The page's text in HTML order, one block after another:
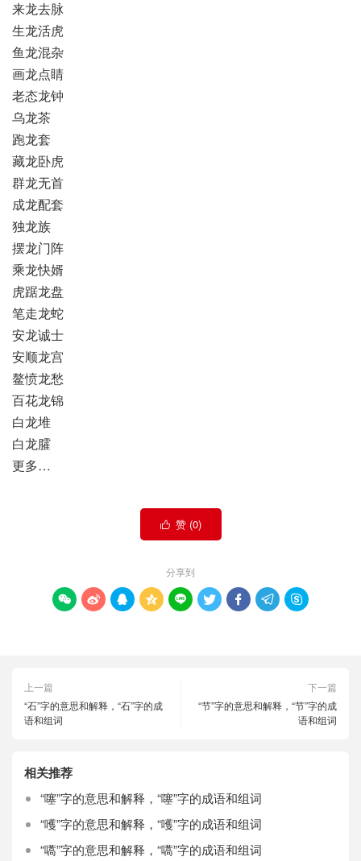
来龙去脉
生龙活虎
鱼龙混杂
画龙点睛
老态龙钟
乌龙茶
跑龙套
藏龙卧虎
群龙无首
成龙配套
独龙族
摆龙门阵
乘龙快婿
虎踞龙盘
笔走龙蛇
安龙诚士
安顺龙宫
鳌愤龙愁
百花龙锦
白龙堆
白龙臛
更多…
 赞 (0)
分享到
        
上一篇
“石”字的意思和解释，“石”字的成
语和组词
下一篇
“节”字的意思和解释，“节”字的成
语和组词
相关推荐
“噻”字的意思和解释，“噻”字的成语和组词
“嚄”字的意思和解释，“嚄”字的成语和组词
“嚆”字的意思和解释，“嚆”字的成语和组词